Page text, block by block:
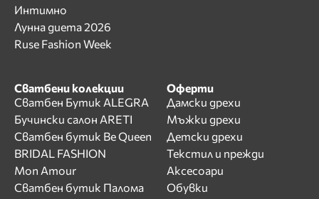
Интимно
Лунна диета 2026
Ruse Fashion Week
Сватбени колекции
Сватбен Бутик ALEGRA
Бучински салон ARETI
Сватбен бутик Be Queen
BRIDAL FASHION
Mon Amour
Сватбен бутик Палома
Оферти
Дамски дрехи
Мъжки дрехи
Детски дрехи
Текстил и прежди
Аксесоари
Обувки